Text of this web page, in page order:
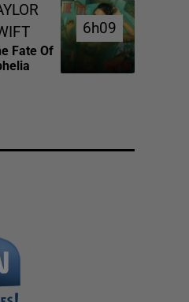
Fate Of
6h09
6h09